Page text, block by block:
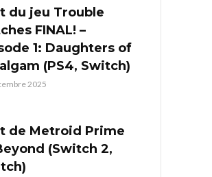
du jeu Trouble
FINAL! –
1: Daughters of
(PS4, Switch)
2025
de Metroid Prime
(Switch 2,